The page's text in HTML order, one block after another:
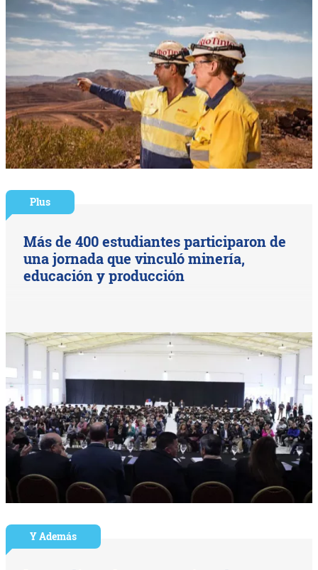
Plus
Más de 400 estudiantes participaron de
una jornada que vinculó minería,
educación y producción
Y Además